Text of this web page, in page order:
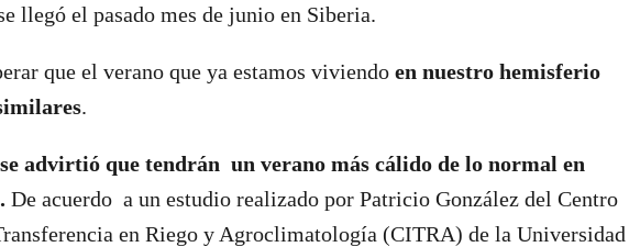
llegó el pasado mes de junio en Siberia.
que el verano que ya estamos viviendo en nuestro hemisferio
.
advirtió que tendrán un verano más cálido de lo normal en
De acuerdo a un estudio realizado por Patricio González del Centro
en Riego y Agroclimatología (CITRA) de la Universidad